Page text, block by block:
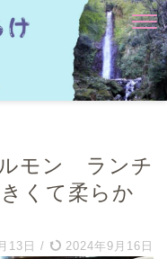
ルモン ランチ
くて柔らか
13日 / 2024年9月16日